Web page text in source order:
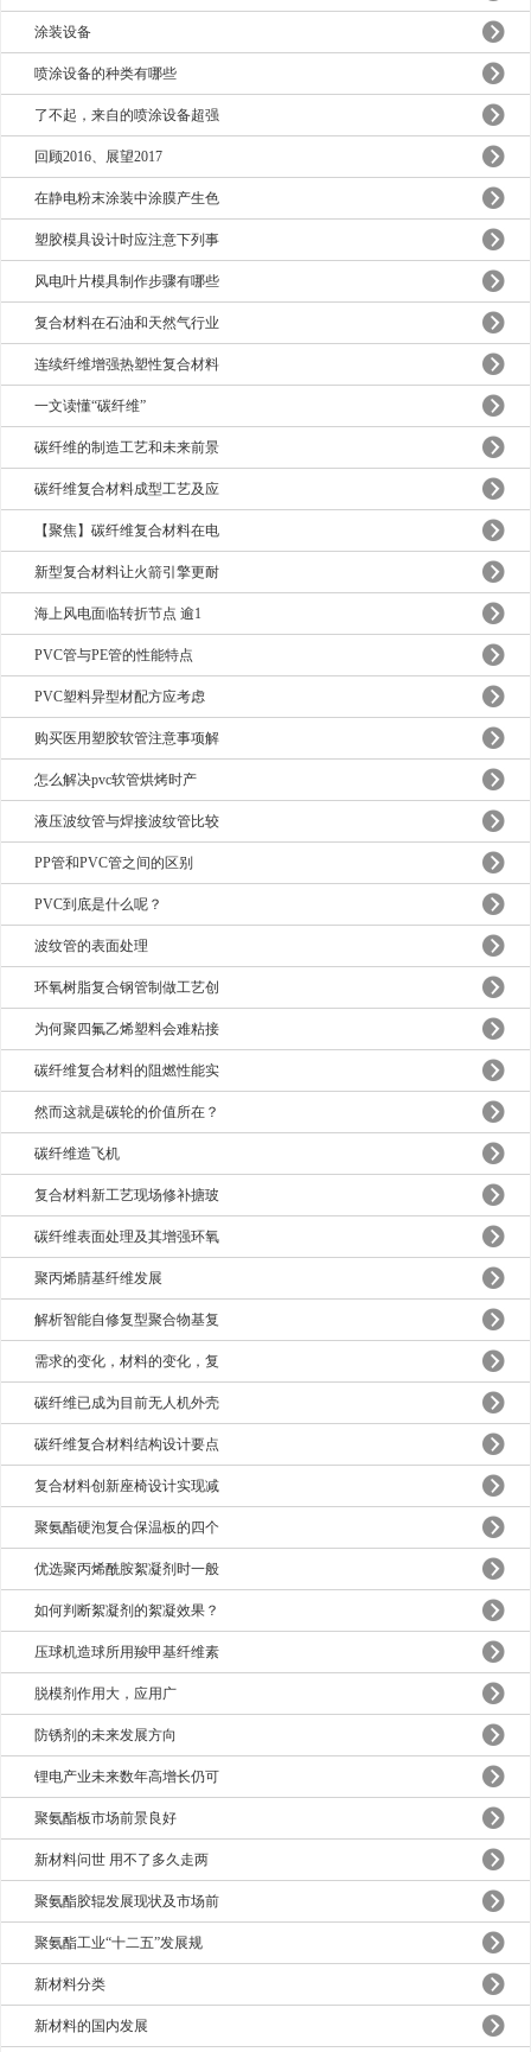
涂装设备
喷涂设备的种类有哪些
了不起，来自的喷涂设备超强
回顾2016、展望2017
在静电粉末涂装中涂膜产生色
塑胶模具设计时应注意下列事
风电叶片模具制作步骤有哪些
复合材料在石油和天然气行业
连续纤维增强热塑性复合材料
一文读懂“碳纤维”
碳纤维的制造工艺和未来前景
碳纤维复合材料成型工艺及应
【聚焦】碳纤维复合材料在电
新型复合材料让火箭引擎更耐
海上风电面临转折节点 逾1
PVC管与PE管的性能特点
PVC塑料异型材配方应考虑
购买医用塑胶软管注意事项解
怎么解决pvc软管烘烤时产
液压波纹管与焊接波纹管比较
PP管和PVC管之间的区别
PVC到底是什么呢？
波纹管的表面处理
环氧树脂复合钢管制做工艺创
为何聚四氟乙烯塑料会难粘接
碳纤维复合材料的阻燃性能实
然而这就是碳轮的价值所在？
碳纤维造飞机
复合材料新工艺现场修补搪玻
碳纤维表面处理及其增强环氧
聚丙烯腈基纤维发展
解析智能自修复型聚合物基复
需求的变化，材料的变化，复
碳纤维已成为目前无人机外壳
碳纤维复合材料结构设计要点
复合材料创新座椅设计实现减
聚氨酯硬泡复合保温板的四个
优选聚丙烯酰胺絮凝剂时一般
如何判断絮凝剂的絮凝效果？
压球机造球所用羧甲基纤维素
脱模剂作用大，应用广
防锈剂的未来发展方向
锂电产业未来数年高增长仍可
聚氨酯板市场前景良好
新材料问世 用不了多久走两
聚氨酯胶辊发展现状及市场前
聚氨酯工业“十二五”发展规
新材料分类
新材料的国内发展